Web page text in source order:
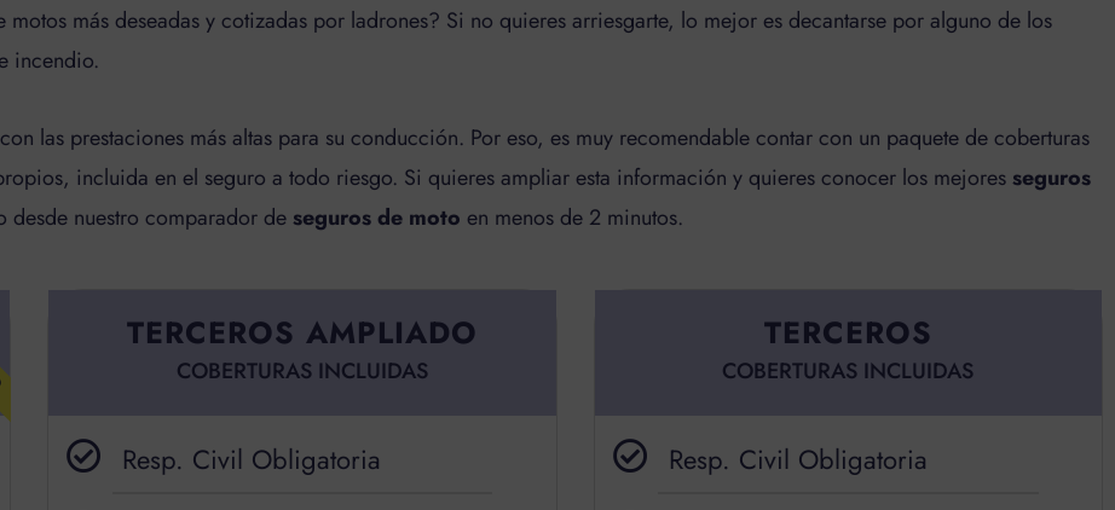
más deseadas y cotizadas por ladrones? Si no quieres arriesgarte, lo mejor es decantarse por alguno de los
incendio.
las prestaciones más altas para su conducción. Por eso, es muy recomendable contar con un paquete de coberturas
incluida en el seguro a todo riesgo. Si quieres ampliar esta información y quieres conocer los mejoresseguros
desde nuestro comparador deseguros de moto en menos de 2 minutos.
TERCEROS AMPLIADO
COBERTURAS INCLUIDAS
Resp. Civil Obligatoria
TERCEROS
COBERTURAS INCLUIDAS
Resp. Civil Obligatoria